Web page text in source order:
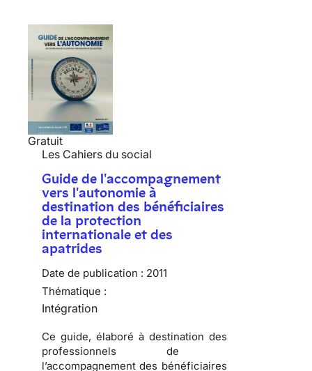
Gratuit
Les Cahiers du social
Guide de l'accompagnement
vers l'autonomie à
destination des bénéficiaires
de la protection
internationale et des
apatrides
Date de publication : 2011
Thématique :
Intégration
Ce guide, élaboré à destination des
professionnels de
l’accompagnement des bénéficiaires